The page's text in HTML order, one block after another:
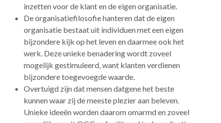
inzetten voor de klant en de eigen organisatie.
De organisatiefilosofie hanteren dat de eigen
organisatie bestaat uit individuen met een eigen
bijzondere kijk op het leven en daarmee ook het
werk. Deze unieke benadering wordt zoveel
mogelijk gestimuleerd, want klanten verdienen
bijzondere toegevoegde waarde.
Overtuigd zijn dat mensen datgene het beste
kunnen waar zij de meeste plezier aan beleven.
Unieke ideeën worden daarom omarmd en zoveel